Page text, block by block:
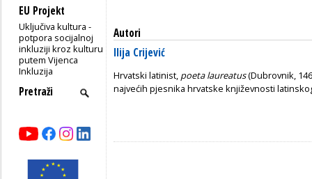
EU Projekt
Uključiva kultura -
potpora socijalnoj
inkluziji kroz kulturu
putem Vijenca
Inkluzija
Autori
Ilija Crijević
Hrvatski latinist, poeta laureatus(Dubrovnik,
najvećih pjesnika hrvatske književnosti